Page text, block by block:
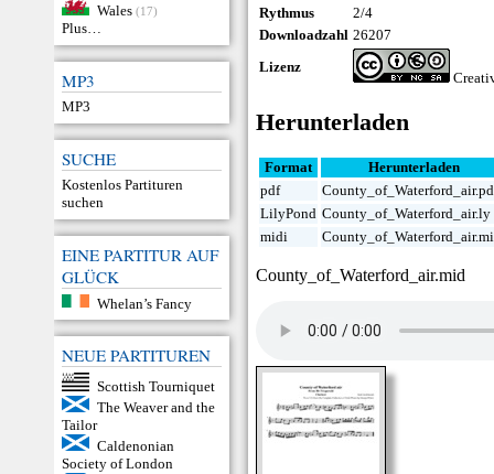
Wales (17)
Plus…
MP3
MP3
SUCHE
Kostenlos Partituren
suchen
EINE PARTITUR AUF
GLÜCK
Whelan’s Fancy
NEUE PARTITUREN
Scottish Tourniquet
The Weaver and the
Tailor
Caldenonian
Society of London
Rythmus
2/4
Downloadzahl 26207
Lizenz
Herunterladen
Format
Herunterladen
pdf
LilyPond County_of_Waterford_air.ly
midi
County_of_Waterford_air.mid